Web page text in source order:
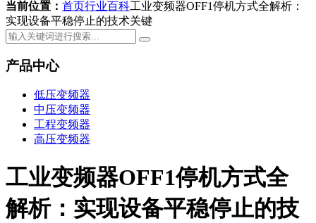
当前位置： 首页行业百科工业变频器OFF1停机方式全解析：
实现设备平稳停止的技术关键
产品中心
低压变频器
中压变频器
工程变频器
高压变频器
工业变频器OFF1停机方式全
解析：实现设备平稳停止的技